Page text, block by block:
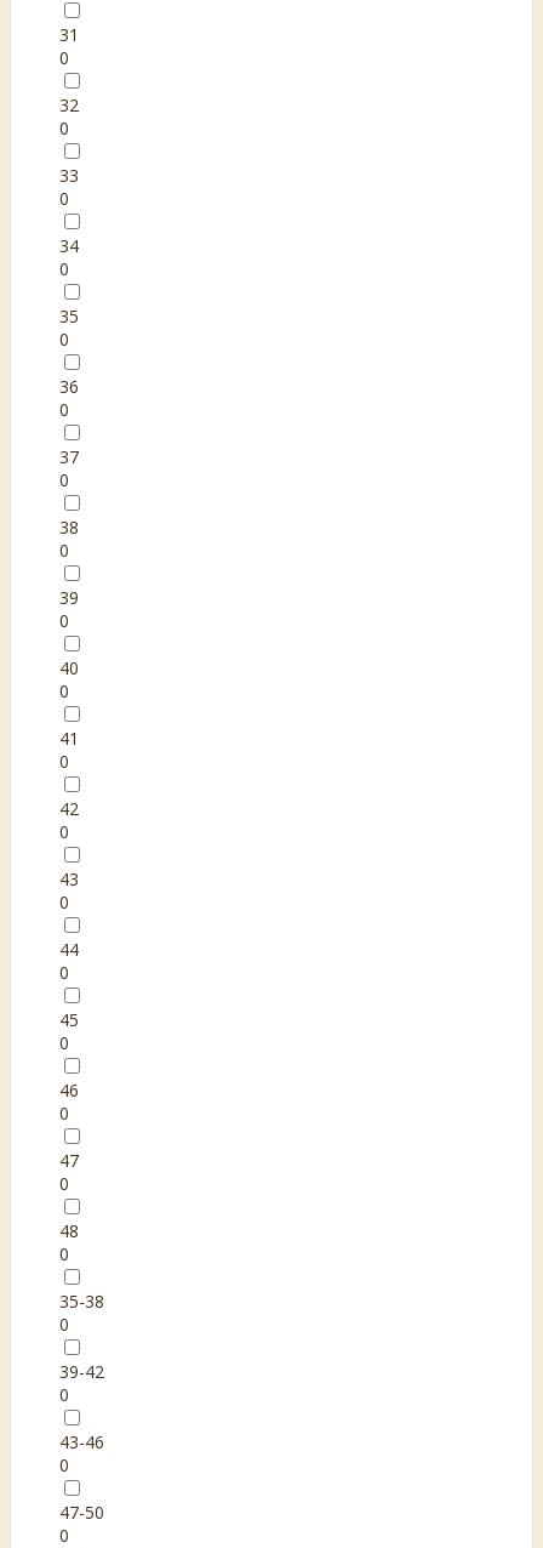
31
0
32
0
33
0
34
0
35
0
36
0
37
0
38
0
39
0
40
0
41
0
42
0
43
0
44
0
45
0
46
0
47
0
48
0
35-38
0
39-42
0
43-46
0
47-50
0